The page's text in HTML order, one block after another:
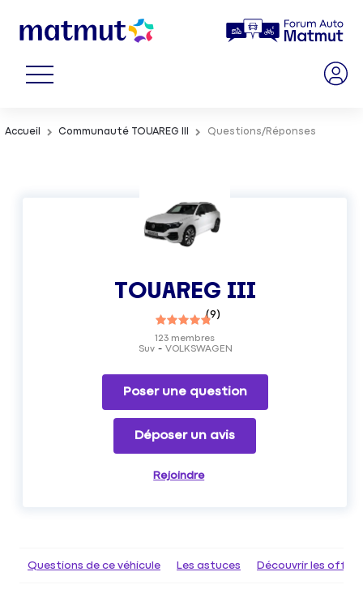
Accueil Communauté TOUAREG III Questions/Réponses
TOUAREG III
(9)
Suv VOLKSWAGEN
123 membres
Poser une question
Déposer un avis
Rejoindre
Questions de ce véhicule Les astuces Découvrir les